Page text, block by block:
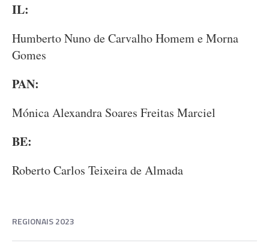
IL:
Humberto Nuno de Carvalho Homem e Morna
Gomes
PAN:
Mónica Alexandra Soares Freitas Marciel
BE:
Roberto Carlos Teixeira de Almada
REGIONAIS 2023